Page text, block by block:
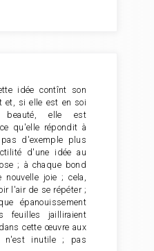
idée contînt son
et, si elle est en soi
beauté, elle est
qu'elle répondit à
d'exemple plus
d'une idée au
; à chaque bond
joie ; cela,
l'air de se répéter ;
épanouissement
feuilles jailliraient
cette œuvre aux
n'est inutile ; pas